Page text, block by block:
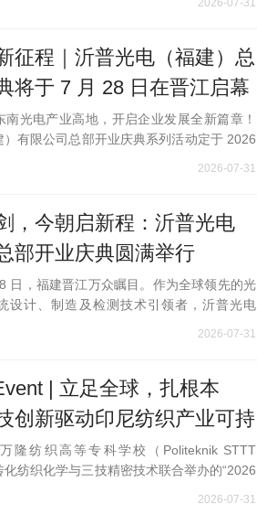
2026-07-31
征程｜沂普光电（福建）总
将于 7 月 28 日在晋江启幕
南光电产业高地，开启企业发展全新篇章！
）有限公司总部开业庆典系列活动定于 2026
日在福建晋江隆重举办。来自全国
2026-07-31
，今朝启新程：沂普光电
部开业庆典圆满举行
日，福建晋江万众瞩目。作为全球领先的光
设计、制造及检测技术引领者，沂普光电
司总部开业庆典盛大举行，镌刻下企业发展
2026-07-31
| 立足全球，扎根本
创新驱动印尼纺织产业可持
化纺织化学联合STTT与
2026行业论坛
隆纺织高等专科学校（Politeknik STTT
纺织化学与三技精密技术联合举办的“2026
构、产业与学术论坛（TRIAF 2026）”在印
2026-07-31